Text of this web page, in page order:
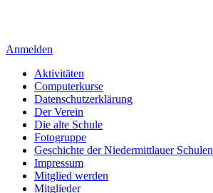
Anmelden
Aktivitäten
Computerkurse
Datenschutzerklärung
Der Verein
Die alte Schule
Fotogruppe
Geschichte der Niedermittlauer Schulen
Impressum
Mitglied werden
Mitglieder